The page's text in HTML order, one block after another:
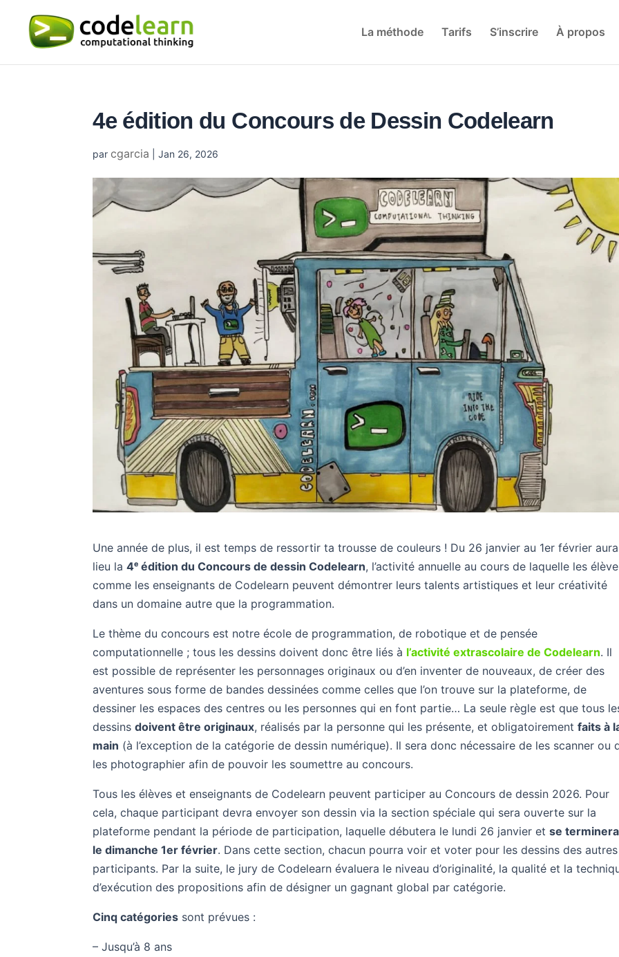
La méthode Tarifs S’inscrire À propos
4e édition du Concours de Dessin Codelearn
par cgarcia |Jan 26, 2026
Une année de plus, il est temps de ressortir ta trousse de couleurs ! Du 26 janvier au 1er février aura
lieu la4ᵉ édition du Concours de dessin Codelearn, l’activité annuelle au cours de laquelle les
comme les enseignants de Codelearn peuvent démontrer leurs talents artistiques et leur créativité
dans un domaine autre que la programmation.
Le thème du concours est notre école de programmation, de robotique et de pensée
computationnelle ; tous les dessins doivent donc être liés à l’activité extrascolaire de Codelearn. Il
est possible de représenter les personnages originaux ou d’en inventer de nouveaux, de créer des
aventures sous forme de bandes dessinées comme celles que l’on trouve sur la plateforme, de
dessiner les espaces des centres ou les personnes qui en font partie… La seule règle est que tous
dessinsdoivent être originaux, réalisés par la personne qui les présente, et obligatoirementfaits à
main (à l’exception de la catégorie de dessin numérique). Il sera donc nécessaire de les scanner ou
les photographier afin de pouvoir les soumettre au concours.
Tous les élèves et enseignants de Codelearn peuvent participer au Concours de dessin 2026. Pour
cela, chaque participant devra envoyer son dessin via la section spéciale qui sera ouverte sur la
plateforme pendant la période de participation, laquelle débutera le lundi 26 janvier etse terminera
le dimanche 1er février. Dans cette section, chacun pourra voir et voter pour les dessins des autres
participants. Par la suite, le jury de Codelearn évaluera le niveau d’originalité, la qualité et la
d’exécution des propositions afin de désigner un gagnant global par catégorie.
Cinq catégories sont prévues :
– Jusqu’à 8 ans